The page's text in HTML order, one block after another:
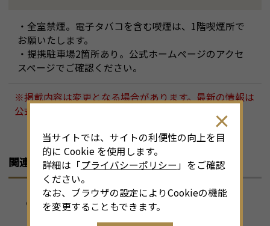
・全室禁煙。電子タバコを含む喫煙は、1階喫煙所で
お願いたします。
・提携駐車場2箇所あり。公式ホームページのアクセ
スページでご確認ください。
※掲載内容は変更となる場合があります。最新の情報は
公式ホームページ等にてご確認ください。
関連リンク
GOLD STAY【公式サイト】
当サイトでは、サイトの利便性の向上を目
的に Cookie を使用します。
詳細は「プライバシーポリシー 」をご確認
ください。
なお、ブラウザの設定によりCookieの機能
を変更することもできます。